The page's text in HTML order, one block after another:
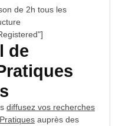
de 2h tous les
de
diffusez vos recherches
auprès des